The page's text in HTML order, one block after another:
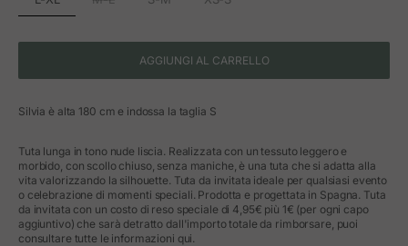
AGGIUNGI AL CARRELLO
Silvia è alta 180 cm e indossa la taglia S
Tuta lunga in tono nude liscia. Realizzata con un tessuto leggero e
morbido, con scollo chiuso, senza maniche, è una tuta che si adatta alla
vita valorizzando la silhouette. Tuta da invitata ideale per qualsiasi evento
o celebrazione di momenti speciali. Prodotta e progettata in Spagna. Tuta
da invitata con un costo di reso speciale di 4,95€ più 1€ (per ogni capo
aggiuntivo) che sarà detratto dall'importo totale da rimborsare, puoi
consultare tutte le informazioni qui.